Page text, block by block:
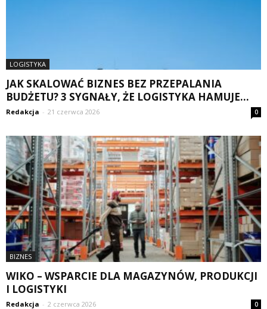
LOGISTYKA
JAK SKALOWAĆ BIZNES BEZ PRZEPALANIA
BUDŻETU? 3 SYGNAŁY, ŻE LOGISTYKA HAMUJE...
Redakcja - 21 czerwca 2026 0
BIZNES
WIKO – WSPARCIE DLA MAGAZYNÓW, PRODUKCJI
I LOGISTYKI
Redakcja - 2 czerwca 2026 0